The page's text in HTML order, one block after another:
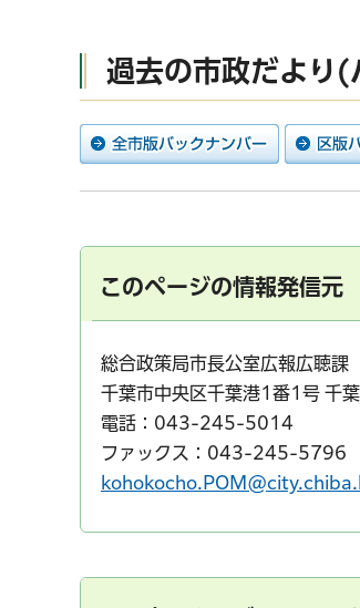
過去の市政だより(
このページの情報発信元
総合政策局市長公室広報広聴課
千葉市中央区千葉港1番1号 千
電話：043-245-5014
ファックス：043-245-5796